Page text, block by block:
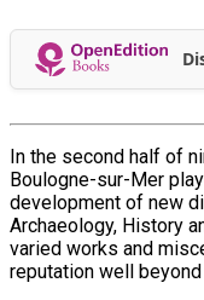
In the second half of
Boulogne-sur-Mer
development of new
Archaeology, History
varied works and
reputation well